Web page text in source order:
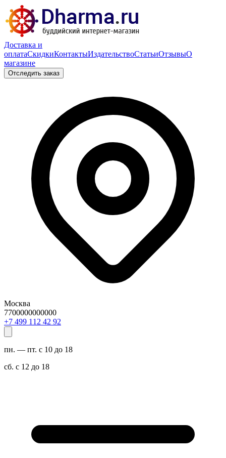
Доставка и
оплатаСкидкиКонтактыИздательствоСтатьиОтзывыО
магазине
Отследить заказ
Москва
7700000000000
29 24 211 994 7+
пн. — пт. с 10 до 18
сб. с 12 до 18